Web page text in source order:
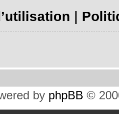
|
by phpBB ©